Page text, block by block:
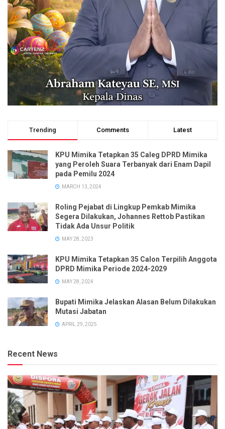
Trending Comments Latest
KPU Mimika Tetapkan 35 Caleg DPRD Mimika
yang Peroleh Suara Terbanyak dari Enam Dapil
pada Pemilu 2024
MARCH 13, 2024
Roling Pejabat di Lingkup Pemkab Mimika
Segera Dilakukan, Johannes Rettob Pastikan
Tidak Ada Unsur Politik
MAY 28, 2023
KPU Mimika Tetapkan 35 Calon Terpilih Anggota
DPRD Mimika Periode 2024-2029
MAY 28, 2024
Bupati Mimika Jelaskan Alasan Belum Dilakukan
Mutasi Jabatan
APRIL 29, 2025
Recent News